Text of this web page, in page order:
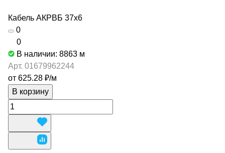
Кабель АКРВБ 37х6
0
0
В наличии: 8863 м
Арт. 01679962244
от 625.28 ₽/м
В корзину